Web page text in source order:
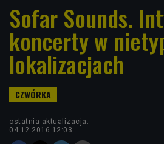
Sofar Sounds.
koncerty w
lokalizacjach
ostatnia aktualizacja:
04.12.2016 12:03